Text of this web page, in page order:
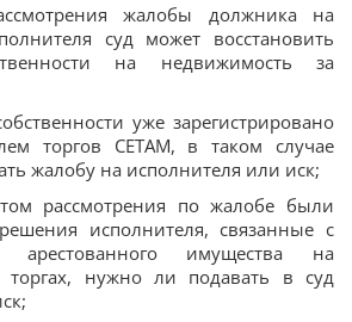
жалобы должника на
суд может восстановить
на недвижимость за
уже зарегистрировано
торгов СЕТАМ, в таком случае
жалобу на исполнителя или иск;
рассмотрения по жалобе были
исполнителя, связанные с
арестованного имущества на
торгах, нужно ли подавать в суд